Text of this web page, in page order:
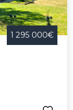
1 295 000€